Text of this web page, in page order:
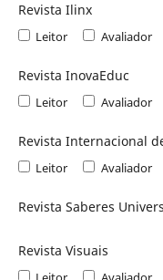
Revista Ilinx
Leitor Avaliador
Revista InovaEduc
Leitor Avaliador
Revista Internacional
Leitor Avaliador
Revista Saberes
Revista Visuais